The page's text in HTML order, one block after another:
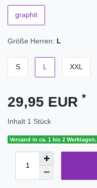
graphit
Größe Herren: L
S L XXL
29,95 EUR *
Inhalt 1 Stück
Versand in ca. 1 bis 2 Werktagen.